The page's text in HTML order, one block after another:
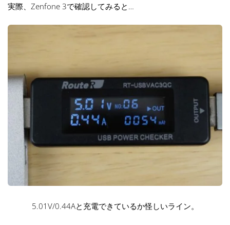
実際、Zenfone 3で確認してみると…
5.01V/0.44Aと充電できているか怪しいライン。